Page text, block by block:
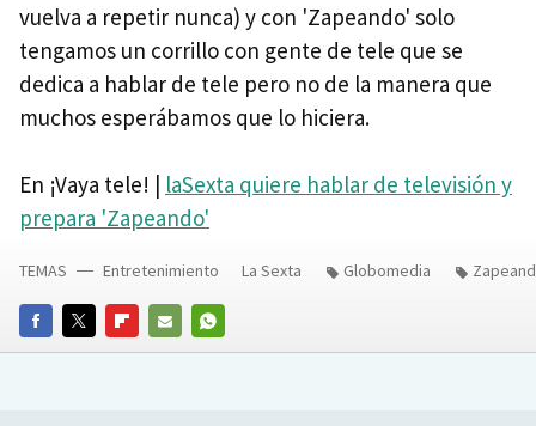
vuelva a repetir nunca) y con 'Zapeando' solo
tengamos un corrillo con gente de tele que se
dedica a hablar de tele pero no de la manera que
muchos esperábamos que lo hiciera.
En ¡Vaya tele! | laSexta quiere hablar de televisión y
prepara 'Zapeando'
FACEBOOKTWITTERFLIPBOARD
E-
WHATSAPP
TEMAS Entretenimiento La Sexta Globomedia